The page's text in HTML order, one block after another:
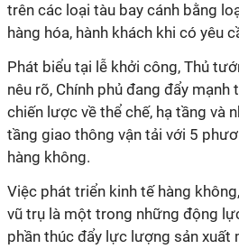
trên các loại tàu bay cánh bằng
hàng hóa, hành khách khi có yêu
Phát biểu tại lễ khởi công, Thủ
nêu rõ, Chính phủ đang đẩy
chiến lược về thể chế, hạ tầng và
tầng giao thông vận tải với 5
hàng không.
Việc phát triển kinh tế hàng
vũ trụ là một trong những động
phần thúc đẩy lực lượng sản xuất